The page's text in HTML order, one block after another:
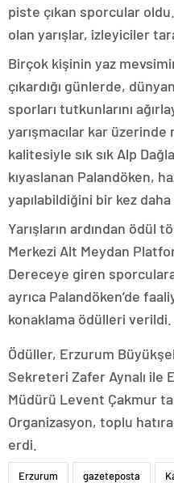
piste çıkan sporcular
olan yarışlar, izleyiciler
Birçok kişinin yaz
çıkardığı günlerde,
sporları tutkunlarını
yarışmacılar kar
kalitesiyle sık sık Alp
kıyaslanan Palandöken,
yapılabildiğini bir kez
Yarışların ardından ödül
Merkezi Alt Meydan
Dereceye giren
ayrıca Palandöken’de
konaklama ödülleri verildi.
Ödüller, Erzurum
Sekreteri Zafer Aynalı ile
Müdürü Levent Çakmur
Organizasyon, toplu
erdi.
Erzurum gazeteposta